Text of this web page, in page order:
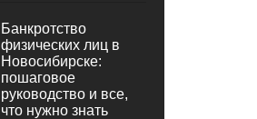
Банкротство
физических лиц в
Новосибирске:
пошаговое
руководство и все,
что нужно знать